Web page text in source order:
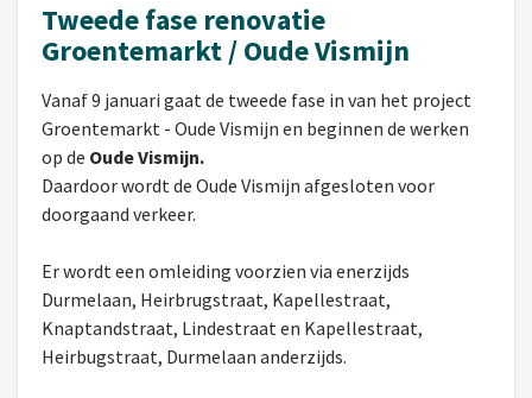
Tweede fase renovatie
Groentemarkt / Oude Vismijn
Vanaf 9 januari gaat de tweede fase in van het project
Groentemarkt - Oude Vismijn en beginnen de werken
op de Oude Vismijn.
Daardoor wordt de Oude Vismijn afgesloten voor
doorgaand verkeer.
Er wordt een omleiding voorzien via enerzijds
Durmelaan, Heirbrugstraat, Kapellestraat,
Knaptandstraat, Lindestraat en Kapellestraat,
Heirbugstraat, Durmelaan anderzijds.